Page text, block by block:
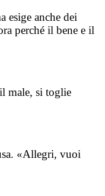
esige anche dei
perché il bene e il
male, si toglie
«Allegri, vuoi